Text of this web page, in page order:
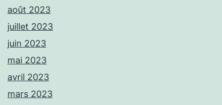
août 2023
juillet 2023
juin 2023
mai 2023
avril 2023
mars 2023